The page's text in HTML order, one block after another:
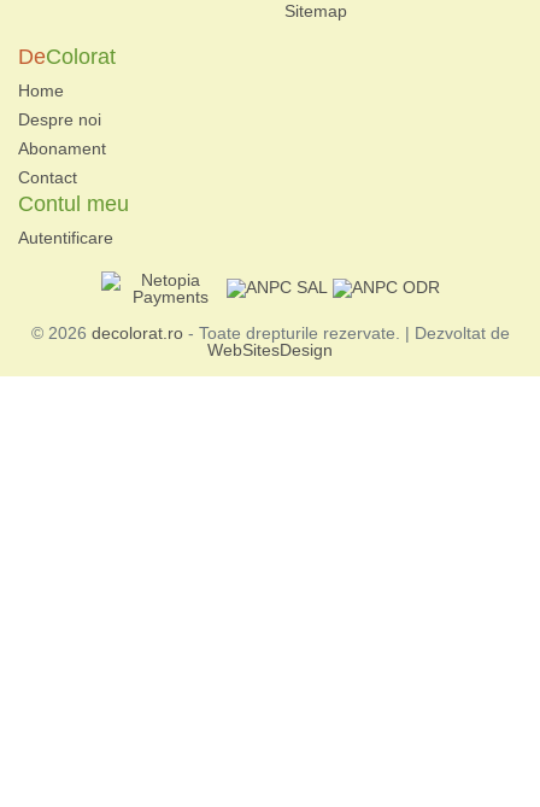
Sitemap
DeColorat
Home
Despre noi
Abonament
Contact
Contul meu
Autentificare
© 2026 decolorat.ro- Toate drepturile rezervate. | Dezvoltat de
WebSitesDesign